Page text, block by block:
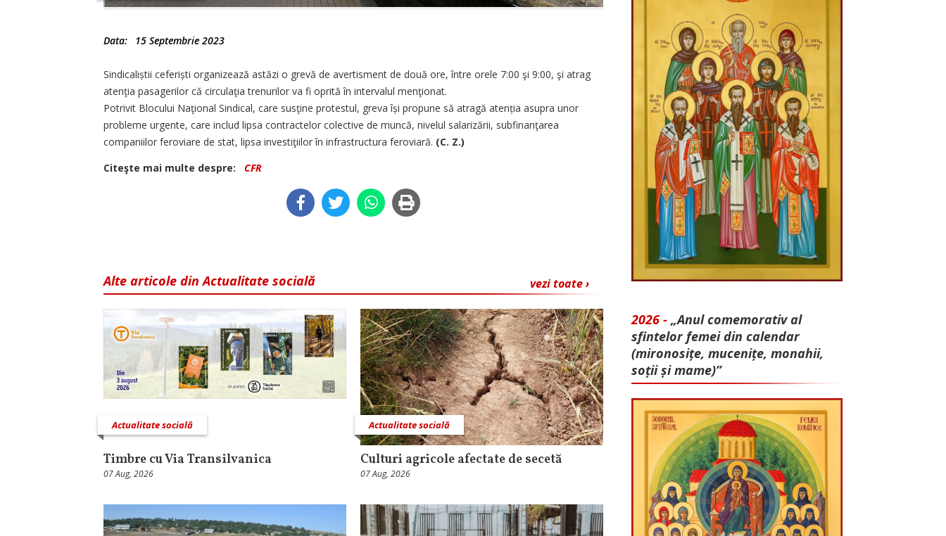
Data: 15 Septembrie 2023
Sindicaliștii ceferiști organizează astăzi o grevă de avertisment de două ore, între orele 7:00 şi 9:00, şi atrag
atenţia pasagerilor că circulaţia trenurilor va fi oprită în intervalul menţionat.
Potrivit Blocului Naţional Sindical, care susţine protestul, greva își propune să atragă atenția asupra unor
probleme urgente, care includ lipsa contractelor colective de muncă, nivelul salarizării, subfinanţarea
companiilor feroviare de stat, lipsa investiţiilor în infra­structura feroviară. (C. Z.)
Citeşte mai multe despre:
CFR
vezi toate ›
Alte articole din Actualitate socială
Actualitate socială
Timbre cu Via Transilvanica
07 Aug, 2026
Actualitate socială
Culturi agricole afectate de secetă
07 Aug, 2026
2026 - „Anul comemorativ al
sfintelor femei din calendar
(mironosițe, mu­cenițe, monahii,
soții și mame)”